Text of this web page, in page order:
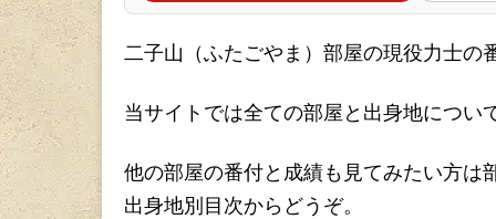
二子山（ふたごやま）部屋の現役力士の
当サイトでは全ての部屋と出身地につい
他の部屋の番付と成績も見てみたい方は
出身地別目次からどうぞ。